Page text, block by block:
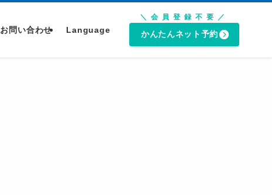
お問い合わせ Language
＼会員登録不要／
かんたんネット予約